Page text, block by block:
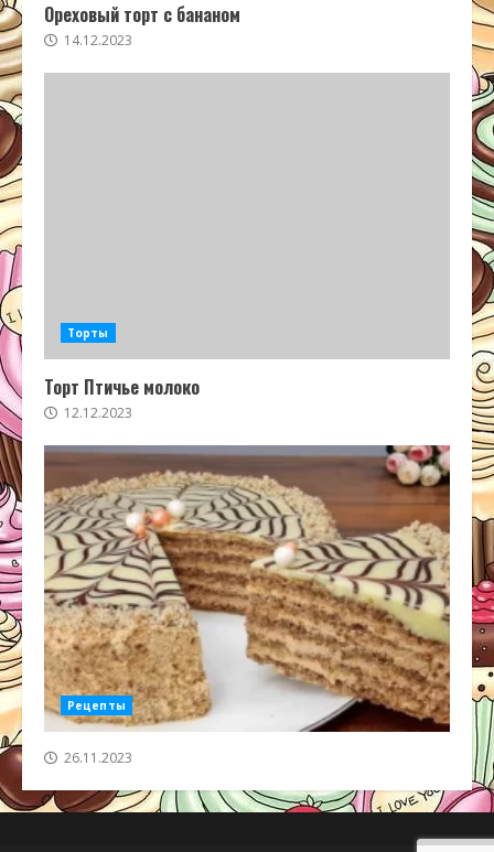
Ореховый торт с бананом
14.12.2023
Торты
Торт Птичье молоко
12.12.2023
Рецепты
26.11.2023